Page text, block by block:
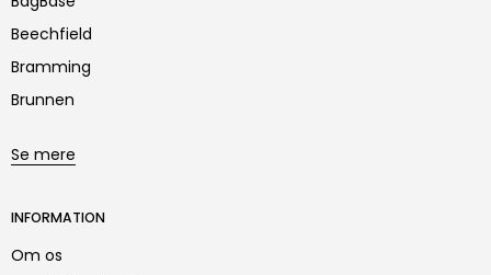
Beechfield
Bramming
Brunnen
Se mere
INFORMATION
Om os